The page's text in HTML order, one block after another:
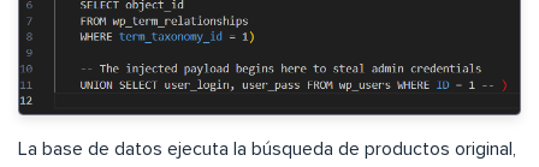
La base de datos ejecuta la búsqueda de productos original,